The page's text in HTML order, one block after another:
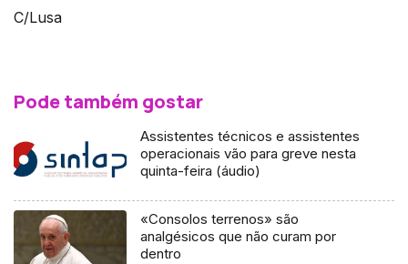
C/Lusa
Pode também gostar
Assistentes técnicos e assistentes
operacionais vão para greve nesta
quinta-feira (áudio)
«Consolos terrenos» são
analgésicos que não curam por
dentro